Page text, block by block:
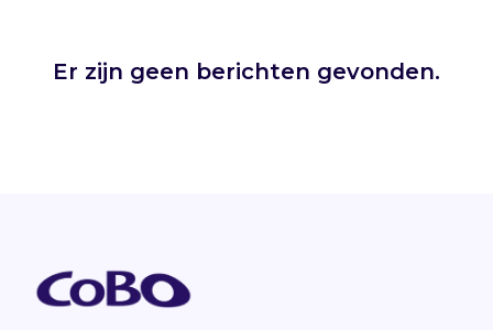
Er zijn geen berichten gevonden.